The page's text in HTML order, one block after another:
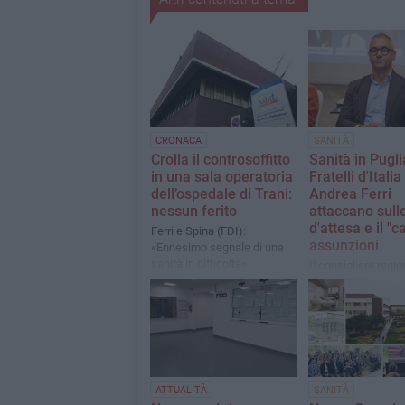
CRONACA
Crolla il controsoffitto
in una sala operatoria
dell’ospedale di Trani:
nessun ferito
Ferri e Spina (FDI):
«Ennesimo segnale di una
SANITÀ
Sanità in
Fratelli d'Italia
Andrea Ferri
attaccano
d'attesa e il
assunzioni
colleghi di partito
denunciano: «Più
pugliese su due
sanità pubblica o si
al privato. Nel
Corte dei Conti
nostri dubbi sulle
stabilizzazioni
ATTUALITÀ SANITÀ